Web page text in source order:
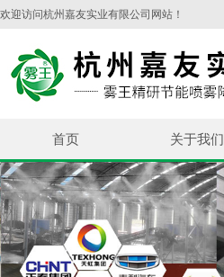
欢迎访问杭州嘉友实业有限公司网站！
首页 关于我们